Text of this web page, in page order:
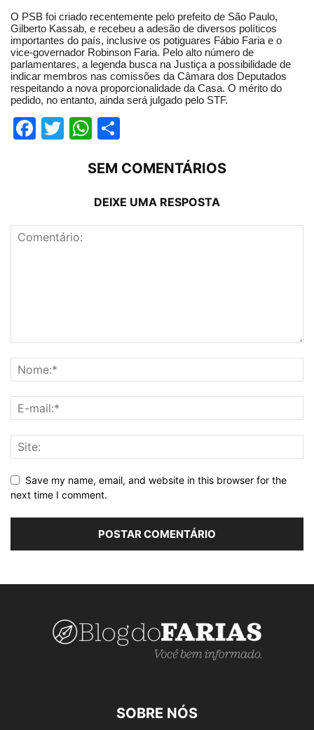
O PSB foi criado recentemente pelo prefeito de São Paulo,
Gilberto Kassab, e recebeu a adesão de diversos políticos
importantes do país, inclusive os potiguares Fábio Faria e o
vice-governador Robinson Faria. Pelo alto número de
parlamentares, a legenda busca na Justiça a possibilidade de
indicar membros nas comissões da Câmara dos Deputados
respeitando a nova proporcionalidade da Casa. O mérito do
pedido, no entanto, ainda será julgado pelo STF.
Facebook
TwitterWhatsApp
SEM COMENTÁRIOS
DEIXE UMA RESPOSTA
Save my name, email, and website in this browser for the
next time I comment.
SOBRE NÓS